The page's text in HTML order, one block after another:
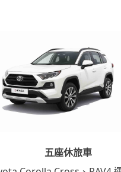
五座休旅車